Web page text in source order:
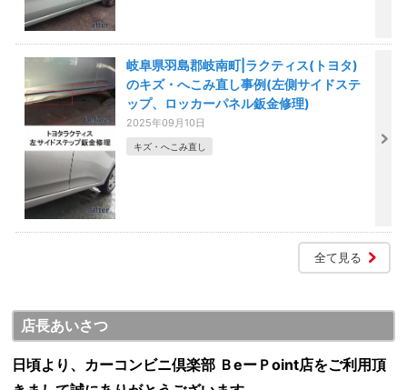
岐阜県羽島郡岐南町|ラクティス(トヨタ)
のキズ・へこみ直し事例(左側サイドステ
ップ、ロッカーパネル鈑金修理)
2025年09月10日
キズ・へこみ直し
全て見る
店長あいさつ
日頃より、カーコンビニ倶楽部 ＢeーＰoint店をご利用頂